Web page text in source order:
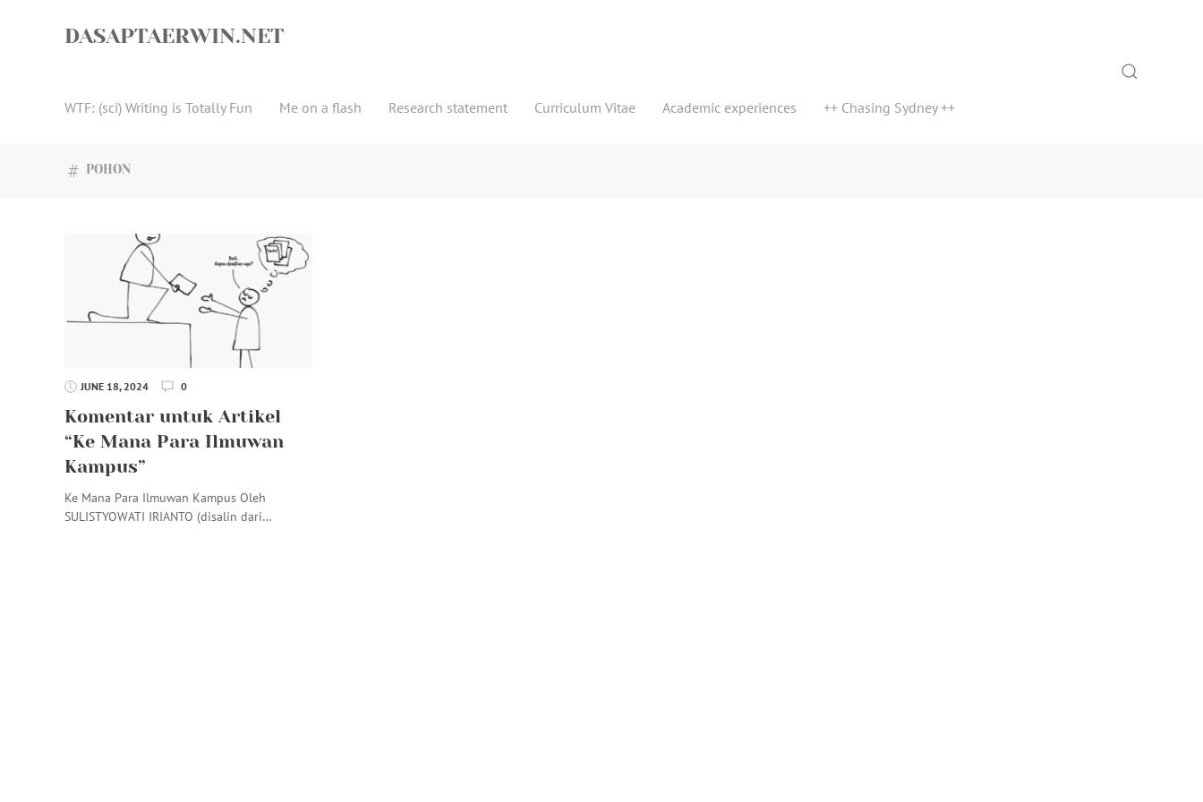
DASAPTAERWIN.NET
WTF: (sci) Writing is Totally Fun Me on a flash Research statement Curriculum Vitae Academic experiences ++ Chasing Sydney ++
Search
POHON
JUNE 18, 2024 0
Komentar untuk Artikel
“Ke Mana Para Ilmuwan
Kampus”
Ke Mana Para Ilmuwan Kampus Oleh
SULISTYOWATI IRIANTO (disalin dari…